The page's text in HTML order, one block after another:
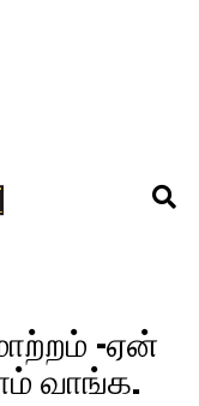
-ஏன்
வாங்க.